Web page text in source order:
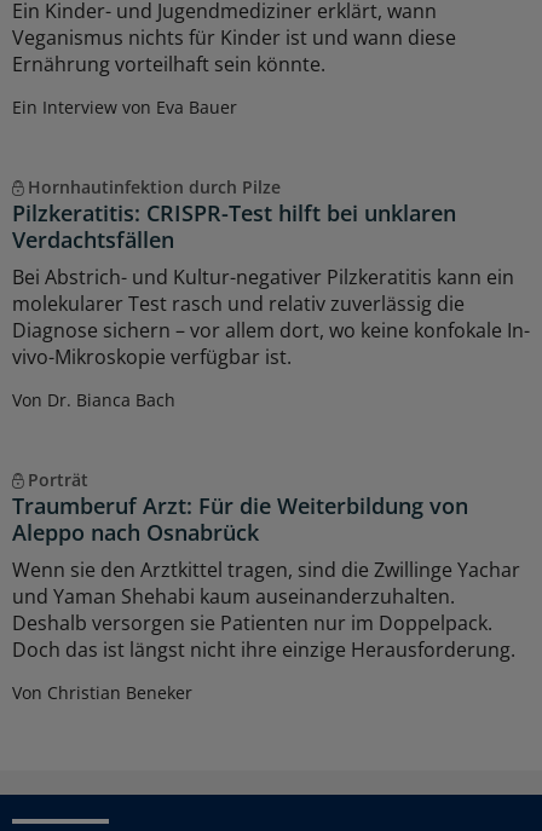
Ein Kinder- und Jugendmediziner erklärt, wann
Veganismus nichts für Kinder ist und wann diese
Ernährung vorteilhaft sein könnte.
Ein Interview von Eva Bauer
Hornhautinfektion durch Pilze
Pilzkeratitis: CRISPR-Test hilft bei unklaren
Verdachtsfällen
Bei Abstrich- und Kultur-negativer Pilzkeratitis kann ein
molekularer Test rasch und relativ zuverlässig die
Diagnose sichern – vor allem dort, wo keine konfokale In-
vivo-Mikroskopie verfügbar ist.
Von Dr. Bianca Bach
Porträt
Traumberuf Arzt: Für die Weiterbildung von
Aleppo nach Osnabrück
Wenn sie den Arztkittel tragen, sind die Zwillinge Yachar
und Yaman Shehabi kaum auseinanderzuhalten.
Deshalb versorgen sie Patienten nur im Doppelpack.
Doch das ist längst nicht ihre einzige Herausforderung.
Von Christian Beneker